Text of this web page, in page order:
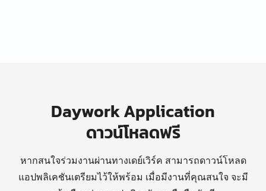
Daywork Application
ดาวน์โหลดฟรี
หากสนใจร่วมงานผ่านทางเดย์เวิร์ค สามารถดาวน์โหลด
แอปพลิเคชันเตรียมไว้ให้พร้อม เมื่อมีงานที่คุณสนใจ จะมี